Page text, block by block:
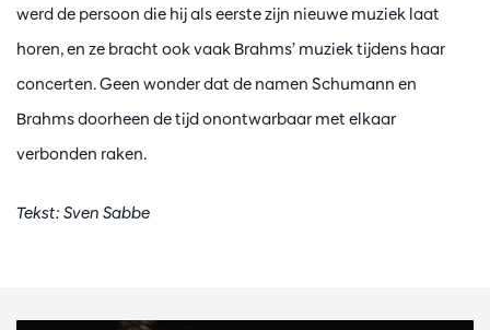
werd de persoon die hij als eerste zijn nieuwe muziek laat
horen, en ze bracht ook vaak Brahms’ muziek tijdens haar
concerten. Geen wonder dat de namen Schumann en
Brahms doorheen de tijd onontwarbaar met elkaar
verbonden raken.
Tekst: Sven Sabbe